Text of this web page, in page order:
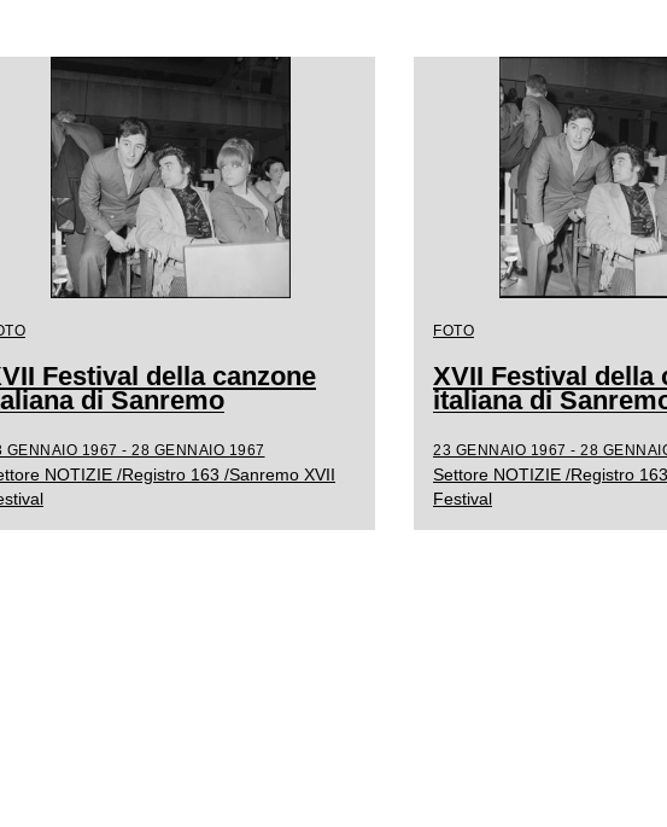
Festival della canzone
di Sanremo
GENNAIO 1967 - 28 GENNAIO 1967
NOTIZIE /Registro 163 /Sanremo XVII
FOTO
XVII Festival della
italiana di
23 GENNAIO 1967 - 28
Settore NOTIZIE /Registro
Festival